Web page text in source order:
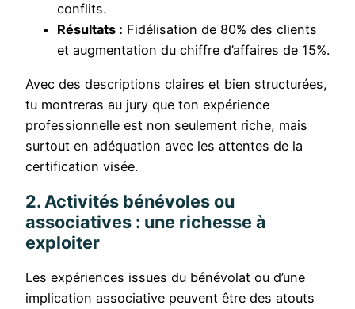
conflits.
Résultats : Fidélisation de 80% des clients
et augmentation du chiffre d’affaires de 15%.
Avec des descriptions claires et bien structurées,
tu montreras au jury que ton expérience
professionnelle est non seulement riche, mais
surtout en adéquation avec les attentes de la
certification visée.
2. Activités bénévoles ou
associatives : une richesse à
exploiter
Les expériences issues du bénévolat ou d’une
implication associative peuvent être des atouts